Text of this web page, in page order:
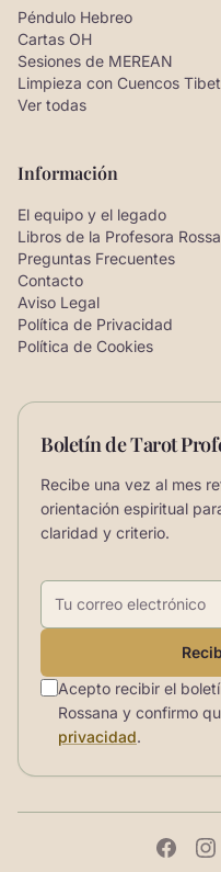
Péndulo Hebreo
Cartas OH
Sesiones de MEREAN
Limpieza con Cuencos
Ver todas
Información
El equipo y el legado
Libros de la Profesora
Preguntas Frecuentes
Contacto
Aviso Legal
Política de Privacidad
Política de Cookies
Boletín de Tarot
Recibe una vez al mes
orientación espiritual
claridad y criterio.
Correo electrónico
Acepto recibir el
Rossana y confirmo
privacidad.